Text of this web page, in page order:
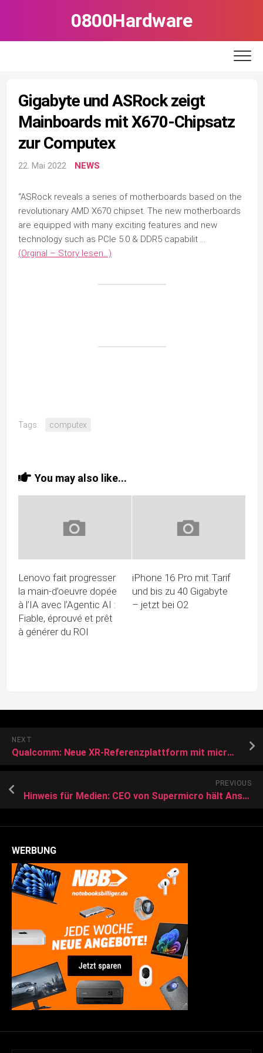
0800Hardware
Gigabyte und ASRock zeigt
Mainboards mit X670-Chipsatz
zur Computex
22. Mai 2022 NEWS
“ASRock reveals a series of motherboards based on the
revolutionary AMD X670 chipset. The new motherboards
are equipped with many exciting features and new
technology such as PCIe 5.0 & DDR5 capabilit …
(Orginal – Story lesen…)
Tags: computex
You may also like...
Lenovo fait progresser
la main-d’oeuvre dopée
à l’IA avec l’Agentic AI :
Fiable, éprouvé et prêt
à générer du ROI
iPhone 16 Pro mit Tarif
und bis zu 40 Gigabyte
– jetzt bei O2
NEXT
Qualcomm: Neue XR-Referenzplattform mit micro-OLEDs für die virtuelle und erweiterte Realität arbeitet drahtlos
PREVIOUS
Hinweis für Medien: CEO von Supermicro hält Ansprache auf der Computex
WERBUNG